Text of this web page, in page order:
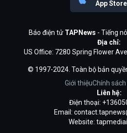
App Store
Báo điện tử TAPNews - Tiếng
Địa chỉ:
US Office: 7280 Spring Flower
© 1997-2024. Toàn bộ bản
Giới thiệuChính
Liên hệ:
Điện thoại:
Email:
Website: